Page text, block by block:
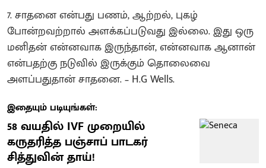
7. சாதனை என்பது பணம், ஆற்றல், புகழ்
போன்றவற்றால் அளக்கப்படுவது இல்லை. இது ஒரு
மனிதன் என்னவாக இருந்தான், என்னவாக ஆனான்
என்பதற்கு நடுவில் இருக்கும் தொலைவை
அளப்பதுதான் சாதனை. – H.G Wells.
இதையும் படியுங்கள்:
58 வயதில் IVF முறையில்
கருதரித்த பஞ்சாப் பாடகர்
சித்துவின் தாய்!